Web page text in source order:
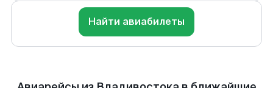
Найти авиабилеты